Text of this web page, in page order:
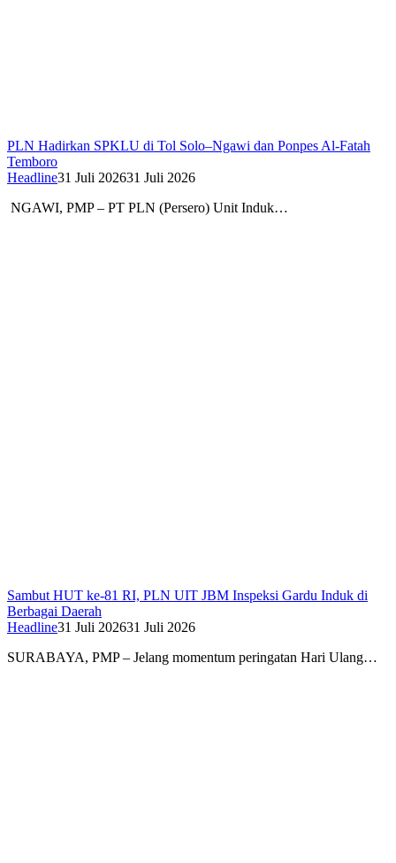
PLN Hadirkan SPKLU di Tol Solo–Ngawi dan Ponpes Al-Fatah
Temboro
Headline31 Juli 202631 Juli 2026
NGAWI, PMP – PT PLN (Persero) Unit Induk…
Sambut HUT ke-81 RI, PLN UIT JBM Inspeksi Gardu Induk di
Berbagai Daerah
Headline31 Juli 202631 Juli 2026
SURABAYA, PMP – Jelang momentum peringatan Hari Ulang…